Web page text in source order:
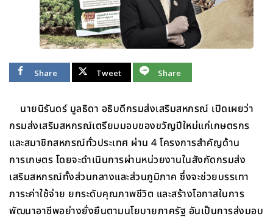
Share Tweet Share
นายนิรันดร์ มูลธิดา อธิบดีกรมส่งเสริมสหกรณ์ เปิดเผยว่า
กรมส่งเสริมสหกรณ์เตรียมมอบของขวัญปีใหม่แก่เกษตรกร
และสมาชิกสหกรณ์ทั่วประเทศ ผ่าน 4 โครงการสำคัญด้าน
การเกษตร โดยจะดำเนินการผ่านหน่วยงานในสังกัดกรมส่ง
เสริมสหกรณ์ทั้งส่วนกลางและส่วนภูมิภาค ซึ่งจะช่วยบรรเทา
ภาระค่าใช้จ่าย ยกระดับคุณภาพชีวิต และสร้างโอกาสในการ
พัฒนาอาชีพอย่างยั่งยืนตามนโยบายภาครัฐ อันเป็นการส่งมอบ